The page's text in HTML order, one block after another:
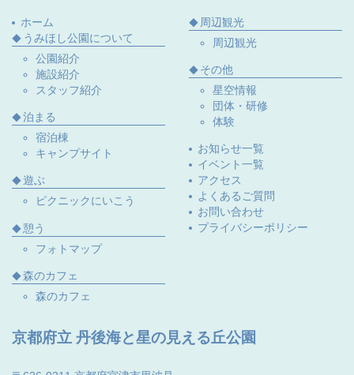
ホーム
うみほし公園について
公園紹介
施設紹介
スタッフ紹介
泊まる
宿泊棟
キャンプサイト
遊ぶ
ピクニックにいこう
憩う
フォトマップ
森のカフェ
森のカフェ
周辺観光
周辺観光
その他
星空情報
団体・研修
体験
お知らせ一覧
イベント一覧
アクセス
よくあるご質問
お問い合わせ
プライバシーポリシー
京都府立 丹後海と星の見える丘公園